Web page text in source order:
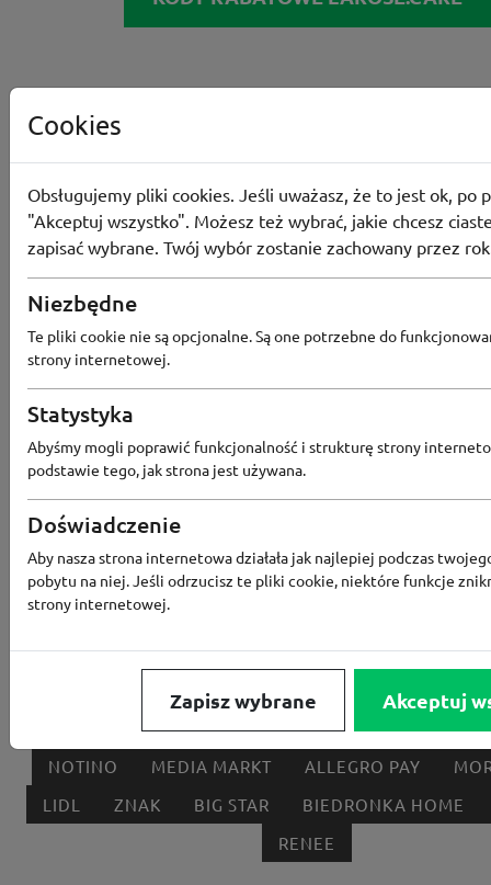
Popularne sklepy
RTV EURO AGD MODIVO HEBE
MEDIA EXPERT
BORN2BE
KOMFORT CCC SMYK
LOUNGE BY ZALANDO
HOMLA
ERLI ANSWEAR 4F OLEOLE!
NOTINO
MEDIA MARKT ALLEGRO PAY
LIDL
ZNAK BIG STAR
BIEDRONKA HOME
RENEE
Cookies
Obsługujemy pliki cookies. Jeśli uważasz, że to jest ok, po
"Akceptuj wszystko". Możesz też wybrać, jakie chcesz
zapisać wybrane. Twój wybór zostanie zachowany przez
Niezbędne
Te pliki cookie nie są opcjonalne. Są one potrzebne do
strony internetowej.
Statystyka
Abyśmy mogli poprawić funkcjonalność i strukturę strony
podstawie tego, jak strona jest używana.
Doświadczenie
Aby nasza strona internetowa działała jak najlepiej podczas
pobytu na niej. Jeśli odrzucisz te pliki cookie, niektóre funkcje
strony internetowej.
Zapisz wybrane Akceptuj